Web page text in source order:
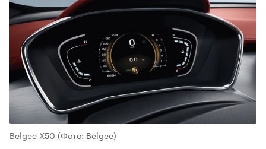
Belgee Х50 (Фото: Belgee)